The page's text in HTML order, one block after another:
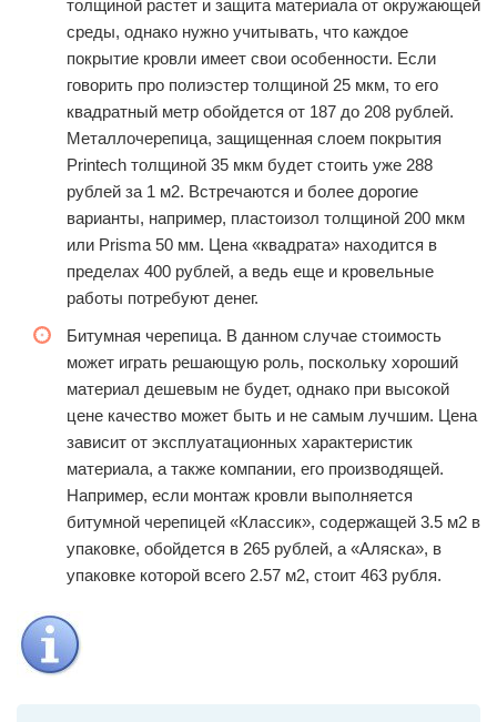
толщиной растет и защита материала от окружающей
среды, однако нужно учитывать, что каждое
покрытие кровли имеет свои особенности. Если
говорить про полиэстер толщиной 25 мкм, то его
квадратный метр обойдется от 187 до 208 рублей.
Металлочерепица, защищенная слоем покрытия
Printech толщиной 35 мкм будет стоить уже 288
рублей за 1 м2. Встречаются и более дорогие
варианты, например, пластоизол толщиной 200 мкм
или Prisma 50 мм. Цена «квадрата» находится в
пределах 400 рублей, а ведь еще и кровельные
работы потребуют денег.
Битумная черепица. В данном случае стоимость
может играть решающую роль, поскольку хороший
материал дешевым не будет, однако при высокой
цене качество может быть и не самым лучшим. Цена
зависит от эксплуатационных характеристик
материала, а также компании, его производящей.
Например, если монтаж кровли выполняется
битумной черепицей «Классик», содержащей 3.5 м2 в
упаковке, обойдется в 265 рублей, а «Аляска», в
упаковке которой всего 2.57 м2, стоит 463 рубля.